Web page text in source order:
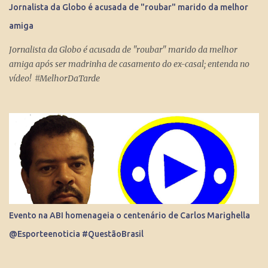
Internet consegue produzir milionários, transformar anônimos
em celebridades e até criar fenômenos como Juliette, mas ai já é
Jornalista da Globo é acusada de "roubar" marido da melhor
amiga
Jornalista da Globo é acusada de "roubar" marido da melhor
amiga após ser madrinha de casamento do ex-casal; entenda no
vídeo! #MelhorDaTarde
Evento na ABI homenageia o centenário de Carlos Marighella
@Esporteenoticia #QuestãoBrasil